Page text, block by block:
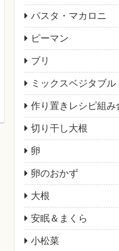
パスタ・マカロニ
ピーマン
ブリ
ミックスベジタブル
作り置きレシピ組み
切り干し大根
卵
卵のおかず
大根
安眠＆まくら
小松菜